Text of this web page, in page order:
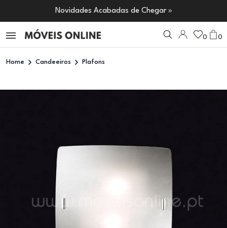
Novidades Acabadas de Chegar »
0 0
Home Candeeiros Plafons